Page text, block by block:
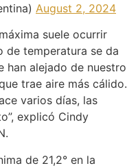
August 2, 2024
suele ocurrir
de temperatura se da
han alejado de nuestro
trae aire más cálido.
varios días, las
explicó Cindy
de 21,2° en la